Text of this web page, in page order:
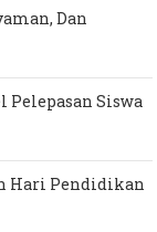
Dan
Pelepasan Siswa
Hari Pendidikan